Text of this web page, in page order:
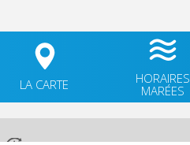
LA CARTE
HORAIRES
MARÉES